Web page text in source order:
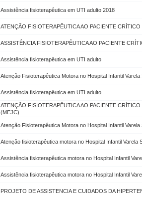
Assistência fisioterapêutica em UTI adulto 2018
ATENÇÃO FISIOTERAPÊUTICA AO PACIENTE
ASSISTÊNCIA FISIOTERAPÊUTICA AO PACIENTE
Assistência fisioterapêutica em UTI adulto
Atenção Fisioterapêutica Motora no Hospital Infantil Varela
Assistência fisioterapêutica em UTI adulto
ATENÇÃO FISIOTERAPÊUTICA AO PACIENTE
(MEJC)
Atenção Fisioterapêutica Motora no Hospital Infantil Varela
Atenção fisioterapêutica motora no Hospital Infantil Varela
Assistência fisioterapêutica motora no Hospital Infantil
Assistência fisioterapêutica motora no Hospital Infantil
PROJETO DE ASSISTENCIA E CUIDADOS DA